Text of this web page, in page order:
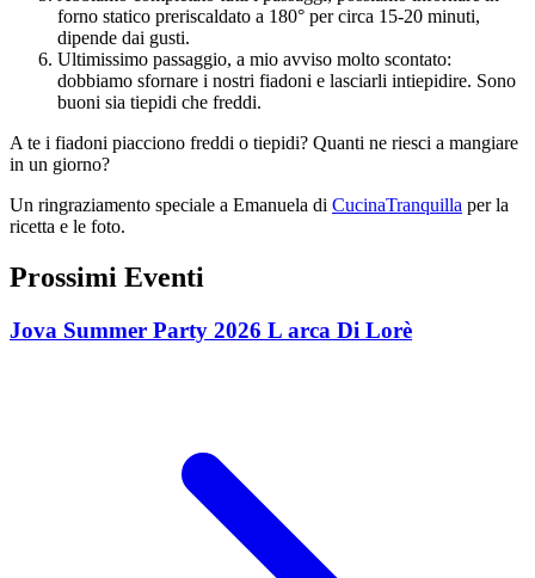
forno statico preriscaldato a 180° per circa 15-20 minuti,
dipende dai gusti.
Ultimissimo passaggio, a mio avviso molto scontato:
dobbiamo sfornare i nostri fiadoni e lasciarli intiepidire. Sono
buoni sia tiepidi che freddi.
A te i fiadoni piacciono freddi o tiepidi? Quanti ne riesci a mangiare
in un giorno?
Un ringraziamento speciale a Emanuela di CucinaTranquilla per la
ricetta e le foto.
Prossimi Eventi
Jova Summer Party 2026 L arca Di Lorè